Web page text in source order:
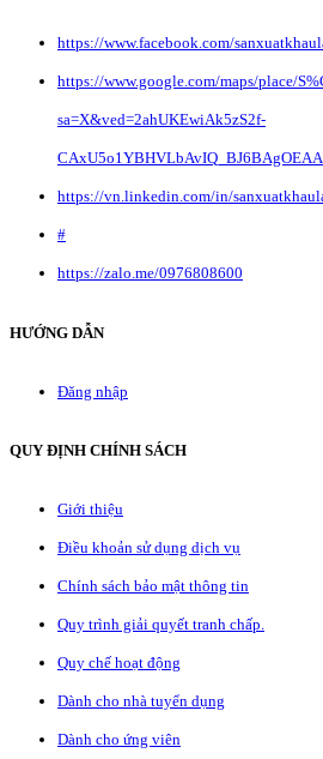
https://www.facebook.com/
https://www.google.com/maps/place/
sa=X&ved=2ahUKEwiAk5zS2f-
CAxU5o1YBHVLbAvIQ_BJ6BAgOEAA
https://vn.linkedin.com/in/
#
https://zalo.me/0976808600
HƯỚNG DẪN
Đăng nhập
QUY ĐỊNH CHÍNH SÁCH
Giới thiệu
Điều khoản sử dụng dịch vụ
Chính sách bảo mật thông tin
Quy trình giải quyết tranh chấp.
Quy chế hoạt động
Dành cho nhà tuyển dụng
Dành cho ứng viên